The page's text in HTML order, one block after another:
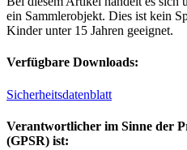
ein Sammlerobjekt. Dies ist kein
Kinder unter 15 Jahren geeignet.
Verfügbare Downloads:
Sicherheitsdatenblatt
Verantwortlicher im Sinne der
(GPSR) ist: